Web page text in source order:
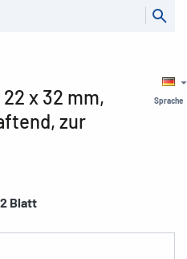
Sprache
x 32 mm,
zur
Blatt